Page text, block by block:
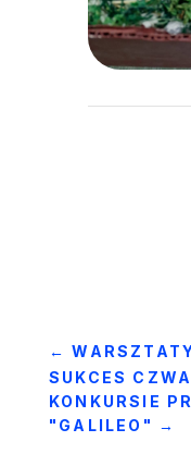
←
SUKCES
KONKURSIE
"GALILEO" →